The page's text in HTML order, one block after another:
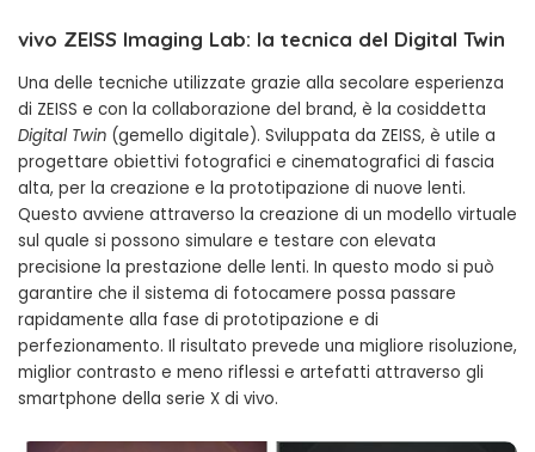
vivo ZEISS Imaging Lab: la tecnica del Digital Twin
Una delle tecniche utilizzate grazie alla secolare esperienza
di ZEISS e con la collaborazione del brand, è la cosiddetta
Digital Twin (gemello digitale). Sviluppata da ZEISS, è utile a
progettare obiettivi fotografici e cinematografici di fascia
alta, per la creazione e la prototipazione di nuove lenti.
Questo avviene attraverso la creazione di un modello virtuale
sul quale si possono simulare e testare con elevata
precisione la prestazione delle lenti. In questo modo si può
garantire che il sistema di fotocamere possa passare
rapidamente alla fase di prototipazione e di
perfezionamento. Il risultato prevede una migliore risoluzione,
miglior contrasto e meno riflessi e artefatti attraverso gli
smartphone della serie X di vivo.